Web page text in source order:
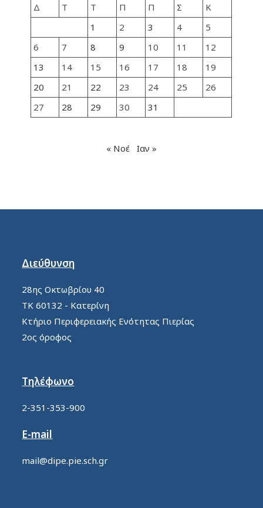
Δ
Τ Τ Π Π Σ
Κ
1
2 3 4
5
6
7 8 9 10 11
12
13
14 15 16 17 18
19
20
21 22 23 24 25
26
27
28 29 30 31
« Νοέ Ιαν »
Διεύθυνση
28ης Οκτωβρίου 40
ΤΚ 60132 - Κατερίνη
Κτήριο Περιφερειακής Ενότητας Πιερίας
2ος όροφος
Τηλέφωνο
2-351-353-900
E-mail
mail@dipe.pie.sch.gr